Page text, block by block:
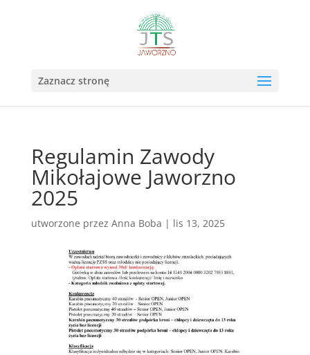
Zaznacz stronę
Regulamin Zawody
Mikołajowe Jaworzno
2025
utworzone przez Anna Boba | lis 13, 2025